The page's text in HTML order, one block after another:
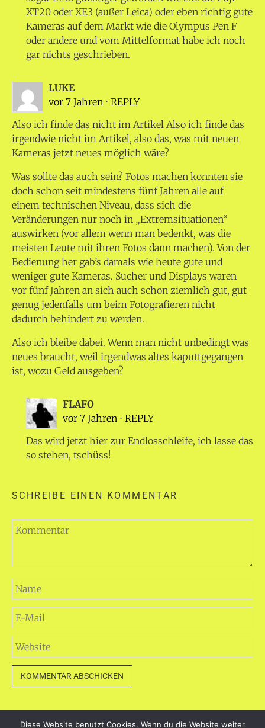
XT20 oder XE3 (außer Leica) oder eben richtig gute
Kameras auf dem Markt wie die Olympus Pen F
oder andere und vom Mittelformat habe ich noch
gar nichts geschrieben.
LUKE
vor 7 Jahren ⋅ REPLY
Also ich finde das nicht im Artikel Also ich finde das
irgendwie nicht im Artikel, also das, was mit neuen
Kameras jetzt neues möglich wäre?
Was sollte das auch sein? Fotos machen konnten sie
doch schon seit mindestens fünf Jahren alle auf
einem technischen Niveau, dass sich die
Veränderungen nur noch in „Extremsituationen“
auswirken (vor allem wenn man bedenkt, was die
meisten Leute mit ihren Fotos dann machen). Von der
Bedienung her gab’s damals wie heute gute und
weniger gute Kameras. Sucher und Displays waren
vor fünf Jahren an sich auch schon ziemlich gut, gut
genug jedenfalls um beim Fotografieren nicht
dadurch behindert zu werden.
Also ich bleibe dabei. Wenn man nicht unbedingt was
neues braucht, weil irgendwas altes kaputtgegangen
ist, wozu Geld ausgeben?
FLAFO
vor 7 Jahren ⋅ REPLY
Das wird jetzt hier zur Endlosschleife, ich lasse das
so stehen, tschüss!
SCHREIBE EINEN KOMMENTAR
Diese Website benutzt Cookies. Wenn du die Website weiter